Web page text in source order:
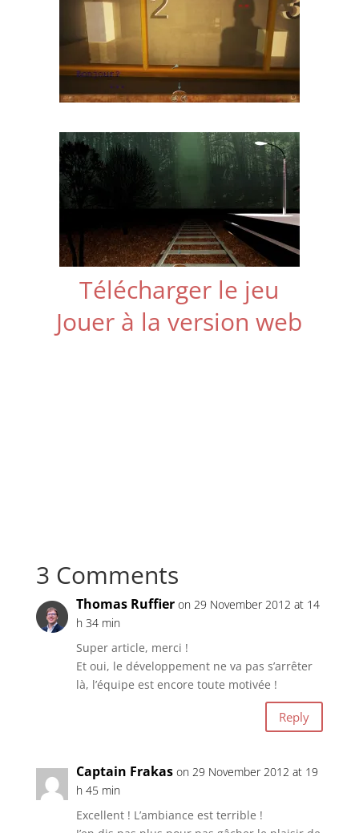
Télécharger le jeu
Jouer à la version web
3 Comments
Thomas Ruffier on 29 November 2012 at 14
h 34 min
Super article, merci !
Et oui, le développement ne va pas s’arrêter
là, l’équipe est encore toute motivée !
Reply
Captain Frakas on 29 November 2012 at 19
h 45 min
Excellent ! L’ambiance est terrible !